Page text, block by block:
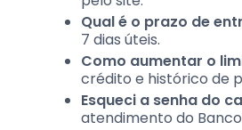
Qual é o prazo de
7 dias úteis.
Como aumentar o
crédito e histórico de
Esqueci a senha do
atendimento do Banco